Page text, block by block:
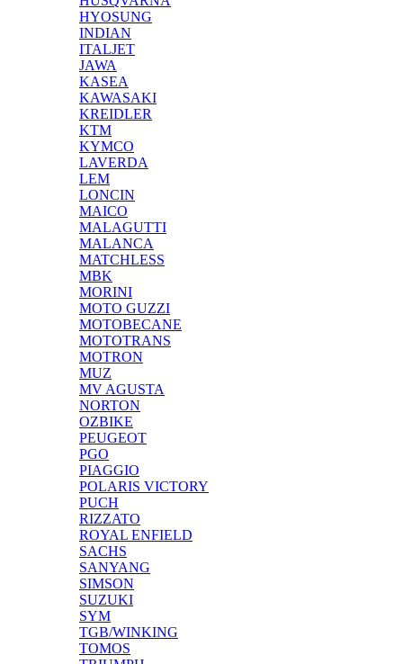
HYOSUNG
INDIAN
ITALJET
JAWA
KASEA
KAWASAKI
KREIDLER
KTM
KYMCO
LAVERDA
LEM
LONCIN
MAICO
MALAGUTTI
MALANCA
MATCHLESS
MBK
MORINI
MOTO GUZZI
MOTOBECANE
MOTOTRANS
MOTRON
MUZ
MV AGUSTA
NORTON
OZBIKE
PEUGEOT
PGO
PIAGGIO
POLARIS VICTORY
PUCH
RIZZATO
ROYAL ENFIELD
SACHS
SANYANG
SIMSON
SUZUKI
SYM
TGB/WINKING
TOMOS